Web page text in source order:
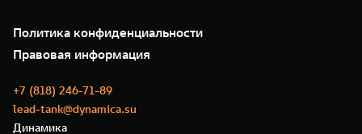
Сервис
Нулевое ТО
Моторные масла
35 лет GWM
GWM ТЕХ ДЕНЬ
Новости
Политика конфиденциальности
Правовая информация
+7 (818) 246-71-89
lead-tank@dynamica.su
Динамика